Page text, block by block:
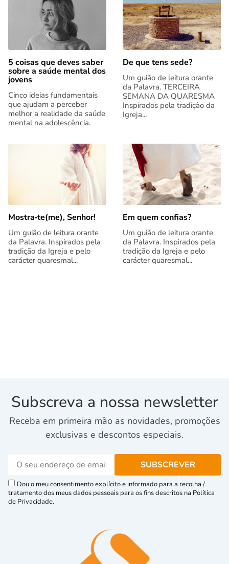
5 coisas que deves saber
sobre a saúde mental dos
jovens
Cinco ideias fundamentais
que ajudam a perceber
melhor a realidade da saúde
mental na adolescência.
De que tens sede?
Um guião de leitura orante
da Palavra. TERCEIRA
SEMANA DA QUARESMA
Inspirados pela tradição da
Igreja...
Mostra‑te(me), Senhor!
Um guião de leitura orante
da Palavra. Inspirados pela
tradição da Igreja e pelo
carácter quaresmal...
Em quem confias?
Um guião de leitura orante
da Palavra. Inspirados pela
tradição da Igreja e pelo
carácter quaresmal...
Subscreva a nossa newsletter
Receba em primeira mão as novidades, promoções
exclusivas e descontos especiais.
Dou o meu consentimento explícito e informado para a recolha /
tratamento dos meus dados pessoais para os fins descritos na Política
de Privacidade.